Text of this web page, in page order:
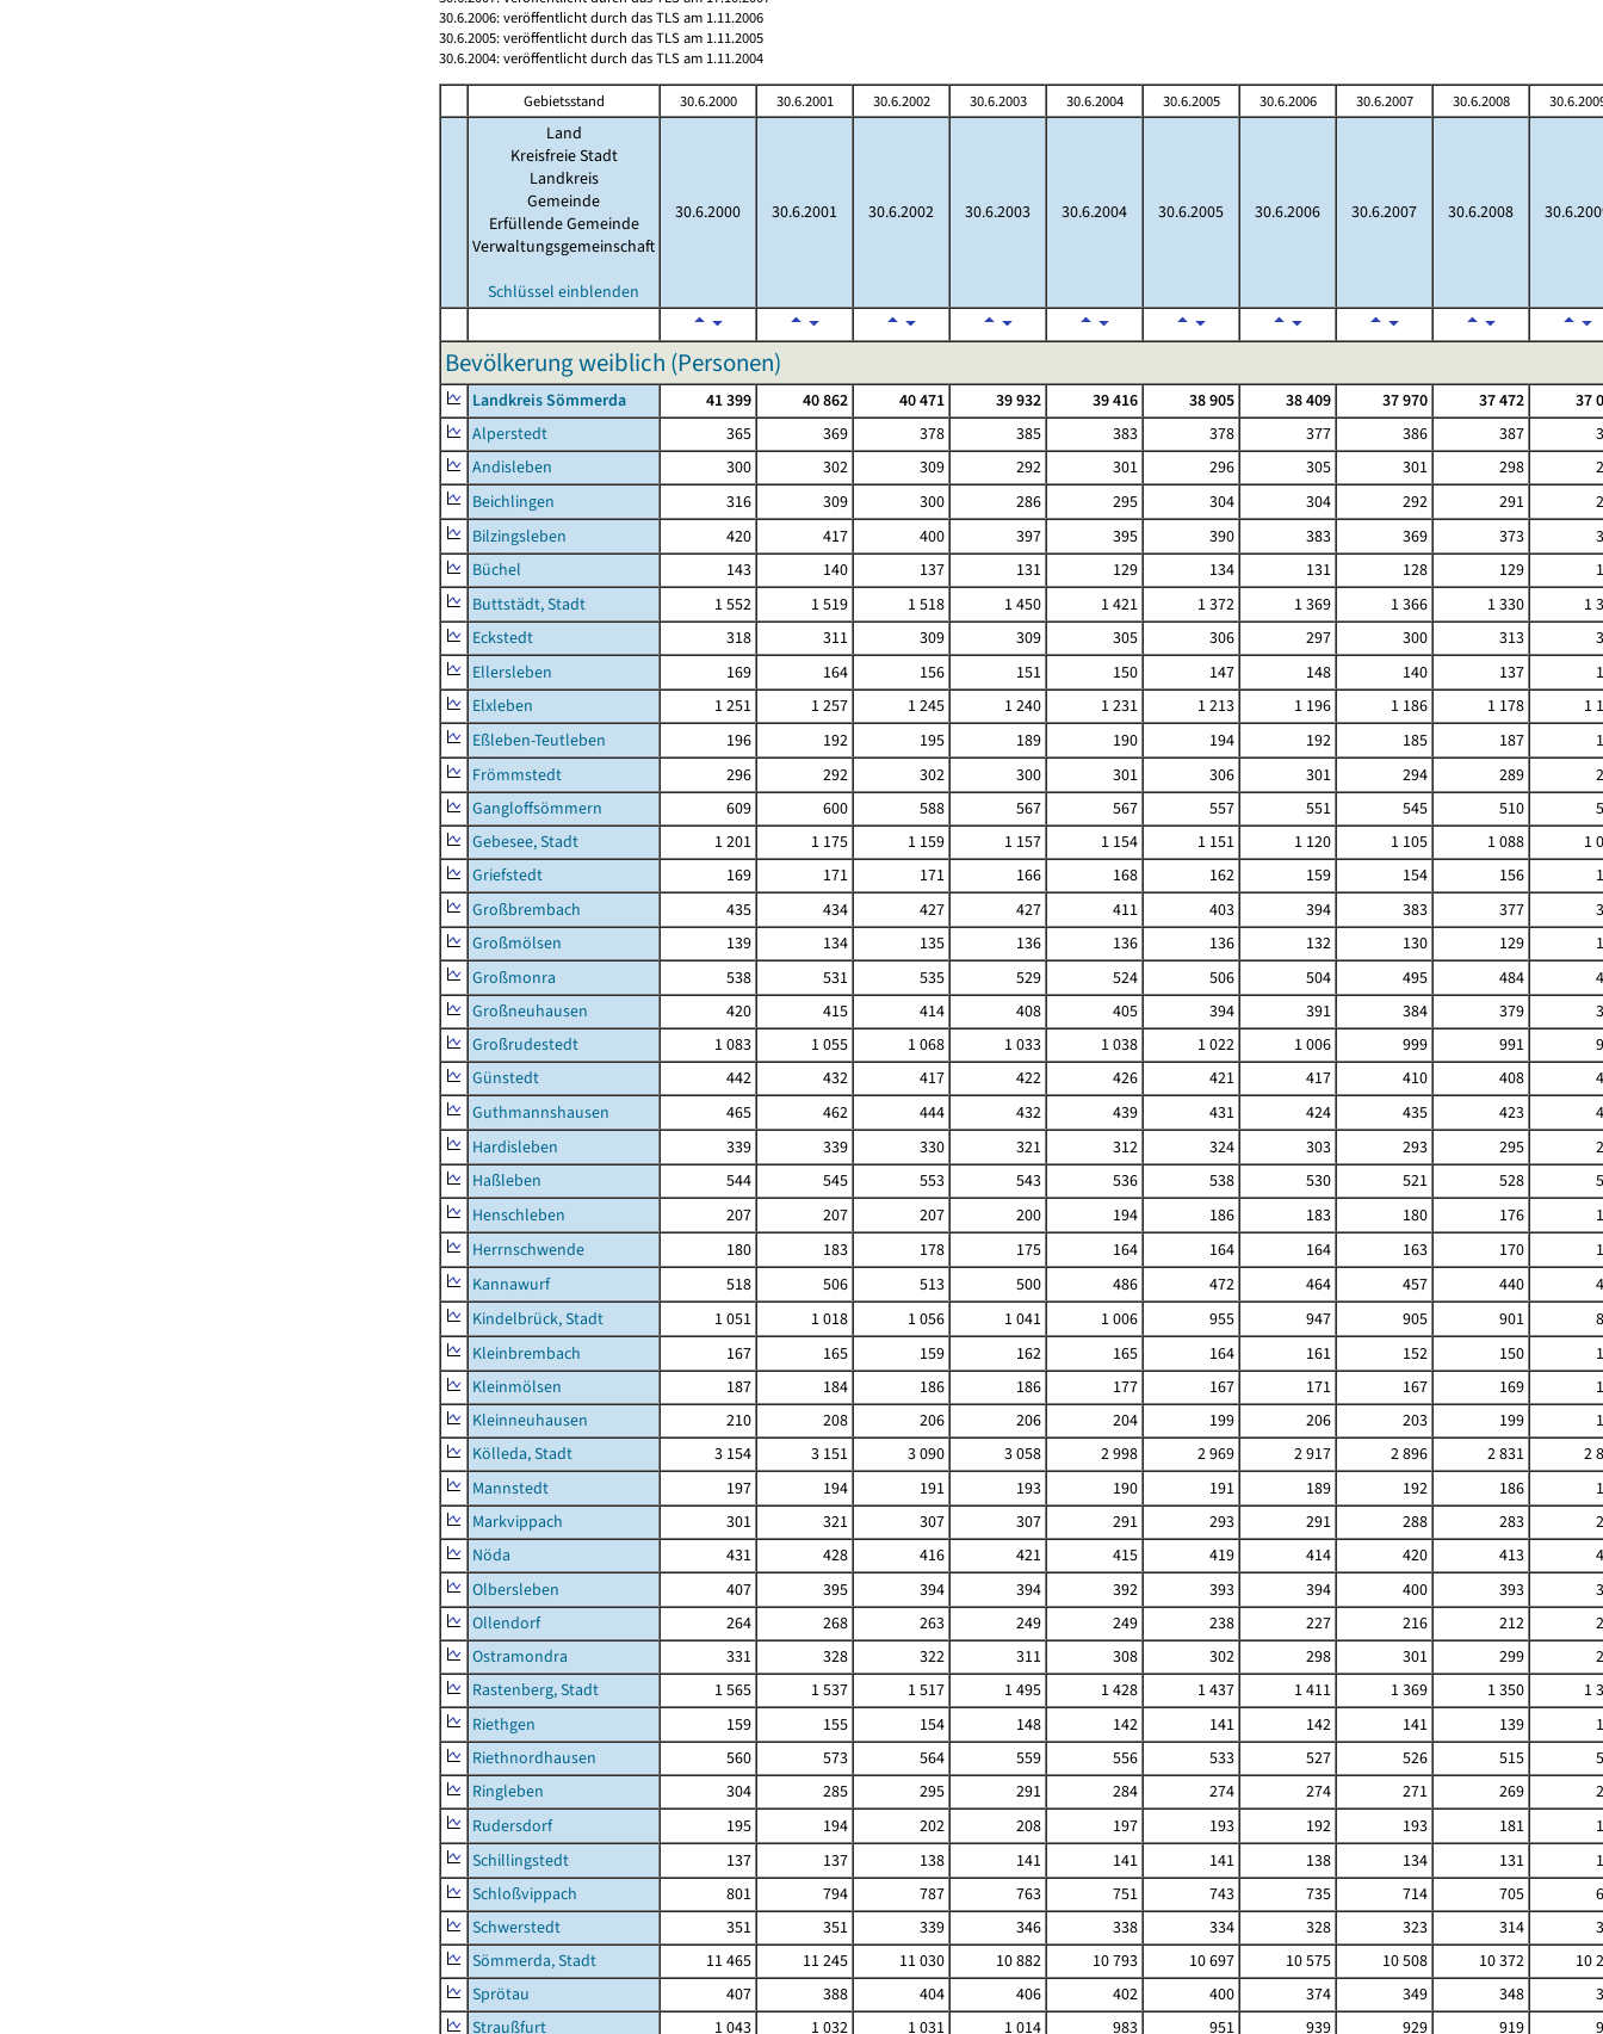
30.6.2006: veröffentlicht durch das TLS am 1.11.2006
30.6.2005: veröffentlicht durch das TLS am 1.11.2005
30.6.2004: veröffentlicht durch das TLS am 1.11.2004
Gebietsstand 30.6.2000 30.6.2001 30.6.2002 30.6.2003 30.6.2004 30.6.2005 30.6.2006 30.6.2007 30.6.2008
Land
Kreisfreie Stadt
Landkreis
Gemeinde
Erfüllende Gemeinde
Verwaltungsgemeinschaft
Schlüssel einblenden
30.6.2000 30.6.2001 30.6.2002 30.6.2003 30.6.2004 30.6.2005 30.6.2006 30.6.2007 30.6.2008
Bevölkerung weiblich (Personen)
Landkreis Sömmerda 41 399 40 862 40 471 39 932 39 416 38 905 38 409 37 970 37 472
37
Alperstedt
365 369 378 385 383 378 377 386 387
Andisleben
300 302 309 292 301 296 305 301 298
Beichlingen
316 309 300 286 295 304 304 292 291
Bilzingsleben
420 417 400 397 395 390 383 369 373
Büchel
143 140 137 131 129 134 131 128 129
Buttstädt, Stadt
1 552 1 519 1 518 1 450 1 421 1 372 1 369 1 366 1 330
1
Eckstedt
318 311 309 309 305 306 297 300 313
Ellersleben
169 164 156 151 150 147 148 140 137
Elxleben
1 251 1 257 1 245 1 240 1 231 1 213 1 196 1 186 1 178
1
Eßleben-Teutleben
196 192 195 189 190 194 192 185 187
Frömmstedt
296 292 302 300 301 306 301 294 289
Gangloffsömmern
609 600 588 567 567 557 551 545 510
Gebesee, Stadt
1 201 1 175 1 159 1 157 1 154 1 151 1 120 1 105 1 088
1
Griefstedt
169 171 171 166 168 162 159 154 156
Großbrembach
435 434 427 427 411 403 394 383 377
Großmölsen
139 134 135 136 136 136 132 130 129
Großmonra
538 531 535 529 524 506 504 495 484
Großneuhausen
420 415 414 408 405 394 391 384 379
Großrudestedt
1 083 1 055 1 068 1 033 1 038 1 022 1 006 999 991
Günstedt
442 432 417 422 426 421 417 410 408
Guthmannshausen
465 462 444 432 439 431 424 435 423
Hardisleben
339 339 330 321 312 324 303 293 295
Haßleben
544 545 553 543 536 538 530 521 528
Henschleben
207 207 207 200 194 186 183 180 176
Herrnschwende
180 183 178 175 164 164 164 163 170
Kannawurf
518 506 513 500 486 472 464 457 440
Kindelbrück, Stadt
1 051 1 018 1 056 1 041 1 006 955 947 905 901
Kleinbrembach
167 165 159 162 165 164 161 152 150
Kleinmölsen
187 184 186 186 177 167 171 167 169
Kleinneuhausen
210 208 206 206 204 199 206 203 199
Kölleda, Stadt
3 154 3 151 3 090 3 058 2 998 2 969 2 917 2 896 2 831
2
Mannstedt
197 194 191 193 190 191 189 192 186
Markvippach
301 321 307 307 291 293 291 288 283
Nöda
431 428 416 421 415 419 414 420 413
Olbersleben
407 395 394 394 392 393 394 400 393
Ollendorf
264 268 263 249 249 238 227 216 212
Ostramondra
331 328 322 311 308 302 298 301 299
Rastenberg, Stadt
1 565 1 537 1 517 1 495 1 428 1 437 1 411 1 369 1 350
1
Riethgen
159 155 154 148 142 141 142 141 139
Riethnordhausen
560 573 564 559 556 533 527 526 515
Ringleben
304 285 295 291 284 274 274 271 269
Rudersdorf
195 194 202 208 197 193 192 193 181
Schillingstedt
137 137 138 141 141 141 138 134 131
Schloßvippach
801 794 787 763 751 743 735 714 705
Schwerstedt
351 351 339 346 338 334 328 323 314
Sömmerda, Stadt
11 465 11 245 11 030 10 882 10 793 10 697 10 575 10 508 10 372
10
Sprötau
407 388 404 406 402 400 374 349 348
Straußfurt
1 043 1 032 1 031 1 014 983 951 939 929 919